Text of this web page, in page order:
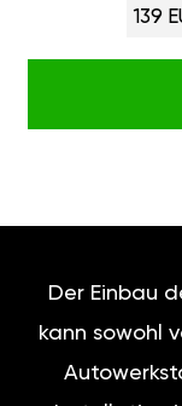
139
Der Einbau
kann sowohl